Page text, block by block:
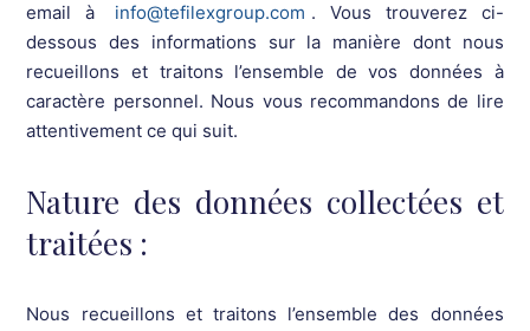
email à
info@tefilexgroup.com . Vous trouverez ci-
dessous des informations sur la manière dont nous
recueillons et traitons l’ensemble de vos données à
caractère personnel. Nous vous recommandons de lire
attentivement ce qui suit.
Nature des données collectées et
traitées :
Nous recueillons et traitons l’ensemble des données